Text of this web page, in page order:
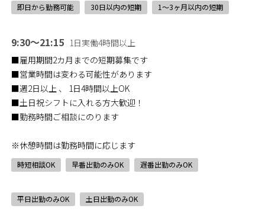
即日から勤務可能 30日以内の短期 1〜3ヶ月以内の短期
9:30～21:15 1日実働4時間以上
■雇用期間2カ月までの短期募集です
■営業時間は変わる可能性があります
■週2日以上 、 1日4時間以上OK
■土日祝シフトに入れる方大歓迎！
■勤務時間ご相談にのります
※休憩時間は勤務時間に応じます
時短相談OK 早番出勤のみOK 遅番出勤のみOK
平日出勤のみOK 土日出勤のみOK